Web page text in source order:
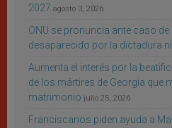
2027 agosto 3, 2026
ONU se pronuncia ante caso
desaparecido por la dictadura
Aumenta el interés por la
de los mártires de Georgia que
matrimonio julio 25, 2026
Franciscanos piden ayuda a